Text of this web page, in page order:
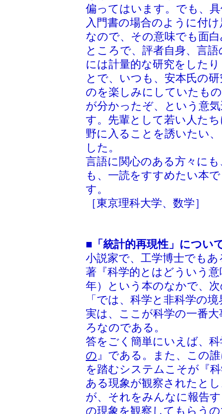
偏ってはいます。でも、
入門書の場合のように付
なので、その意味でも面
ところで、評者自身、言
には計量的な研究をした
とで、いつも、安本氏の
のを楽しみにしていたも
が分かったぞ、という意
す。先輩として若い人た
野に入ることを誘いたい
した。
言語に関心のある方々に
も、一読をすすめたい本で
す。 細井勉
［東京理科大学、数学］
■ 「統計的再現性」につい
小説家で、工学博士でも
著『科学的とはどういう
年）という本のなかで、
「では、科学と非科学の
実は、ここが科学の一番
ろなのである。
答をごく簡単にいえば、
の』である。また、この
を踏むシステムこそが『
ある現象が観察されたと
が、それをみんなに報告
の現象を観察してもらう